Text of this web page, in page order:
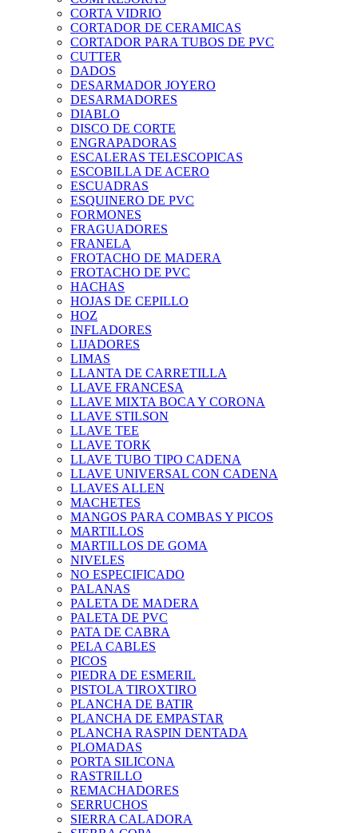
CORTA VIDRIO
CORTADOR DE CERAMICAS
CORTADOR PARA TUBOS DE PVC
CUTTER
DADOS
DESARMADOR JOYERO
DESARMADORES
DIABLO
DISCO DE CORTE
ENGRAPADORAS
ESCALERAS TELESCOPICAS
ESCOBILLA DE ACERO
ESCUADRAS
ESQUINERO DE PVC
FORMONES
FRAGUADORES
FRANELA
FROTACHO DE MADERA
FROTACHO DE PVC
HACHAS
HOJAS DE CEPILLO
HOZ
INFLADORES
LIJADORES
LIMAS
LLANTA DE CARRETILLA
LLAVE FRANCESA
LLAVE MIXTA BOCA Y CORONA
LLAVE STILSON
LLAVE TEE
LLAVE TORK
LLAVE TUBO TIPO CADENA
LLAVE UNIVERSAL CON CADENA
LLAVES ALLEN
MACHETES
MANGOS PARA COMBAS Y PICOS
MARTILLOS
MARTILLOS DE GOMA
NIVELES
NO ESPECIFICADO
PALANAS
PALETA DE MADERA
PALETA DE PVC
PATA DE CABRA
PELA CABLES
PICOS
PIEDRA DE ESMERIL
PISTOLA TIROXTIRO
PLANCHA DE BATIR
PLANCHA DE EMPASTAR
PLANCHA RASPIN DENTADA
PLOMADAS
PORTA SILICONA
RASTRILLO
REMACHADORES
SERRUCHOS
SIERRA CALADORA